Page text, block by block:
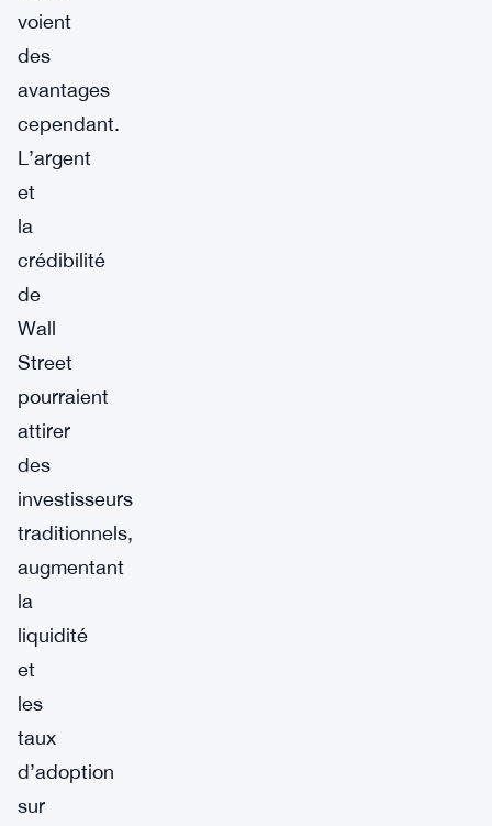
voient
des
avantages
cependant.
L’argent
et
la
crédibilité
de
Wall
Street
pourraient
attirer
des
investisseurs
traditionnels,
augmentant
la
liquidité
et
les
taux
d’adoption
sur